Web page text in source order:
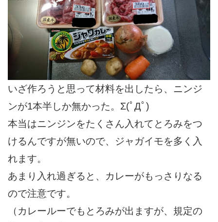
いざ作ろうと思って材料を出したら、ニンジ
ンが1本半しか無かった。Σ(ﾟДﾟ)
本当はニンジンをたくさん入れてとろみをつ
けるんですが無いので、ジャガイモを多く入
れます。
あまり入れ過ぎると、カレーがもっさりなる
ので注意です。
（カレールーでもとろみが出ますが、規定の